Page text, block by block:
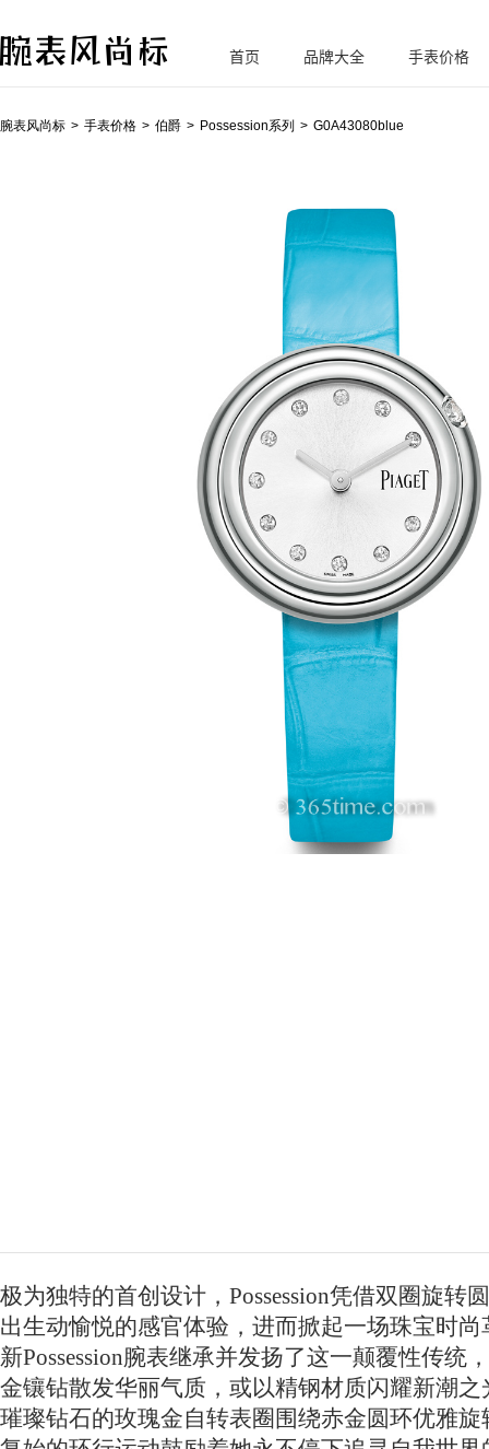
腕
首页 品牌大全 手表价格
腕表风尚标 手表价格 伯爵 Possession系列 G0A43080blue
极为独特的首创设计，Possession凭借双圈旋转
出生动愉悦的感官体验，进而掀起一场珠宝时尚
新Possession腕表继承并发扬了这一颠覆性传统
金镶钻散发华丽气质，或以精钢材质闪耀新潮之
璀璨钻石的玫瑰金自转表圈围绕赤金圆环优雅旋